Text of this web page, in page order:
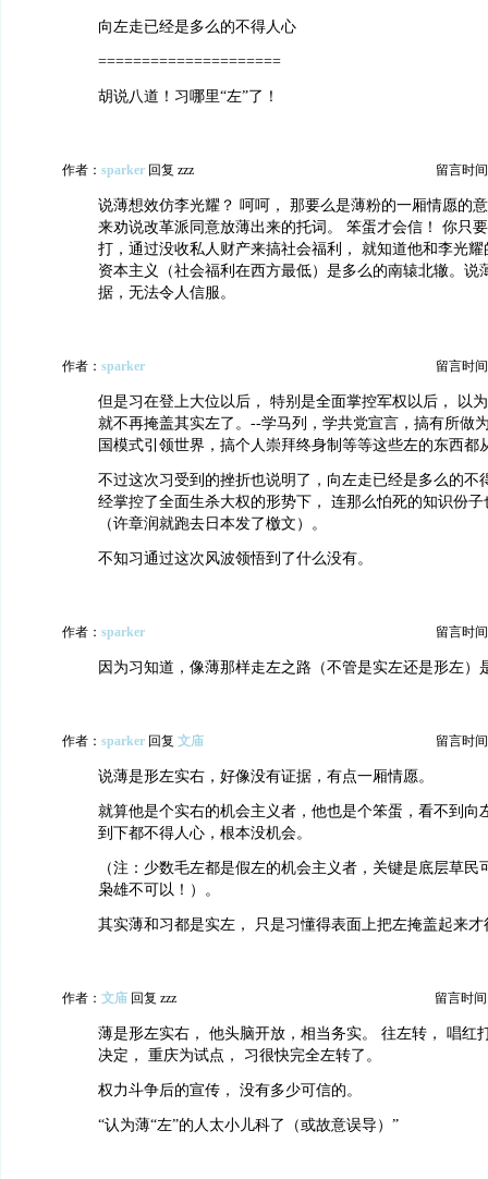
向左走已经是多么的不得人心
=====================
胡说八道！习哪里“左”了！
作者： sparker 回复 zzz 留言时
说薄想效仿李光耀？ 呵呵， 那要么是薄粉的一厢情愿的
来劝说改革派同意放薄出来的托词。 笨蛋才会信！ 你只
打，通过没收私人财产来搞社会福利， 就知道他和李光
资本主义（社会福利在西方最低）是多么的南辕北辙。说
据，无法令人信服。
作者： sparker 留言时
但是习在登上大位以后， 特别是全面掌控军权以后， 以
就不再掩盖其实左了。--学马列，学共党宣言，搞有所做
国模式引领世界，搞个人崇拜终身制等等这些左的东西都
不过这次习受到的挫折也说明了，向左走已经是多么的不
经掌控了全面生杀大权的形势下， 连那么怕死的知识份
（许章润就跑去日本发了檄文）。
不知习通过这次风波领悟到了什么没有。
作者： sparker 留言时
因为习知道，像薄那样走左之路（不管是实左还是形左）
作者： sparker 回复 文庙 留言时
说薄是形左实右，好像没有证据，有点一厢情愿。
就算他是个实右的机会主义者，他也是个笨蛋，看不到向
到下都不得人心，根本没机会。
（注：少数毛左都是假左的机会主义者，关键是底层草民
枭雄不可以！）。
其实薄和习都是实左， 只是习懂得表面上把左掩盖起来
作者： 文庙 回复 zzz 留言时间
薄是形左实右， 他头脑开放，相当务实。 往左转， 唱红
决定， 重庆为试点， 习很快完全左转了。
权力斗争后的宣传， 没有多少可信的。
“认为薄“左”的人太小儿科了（或故意误导）”